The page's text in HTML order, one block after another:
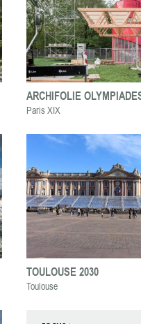
ARCHIFOLIE
Paris XIX
TOULOUSE 2030
Toulouse